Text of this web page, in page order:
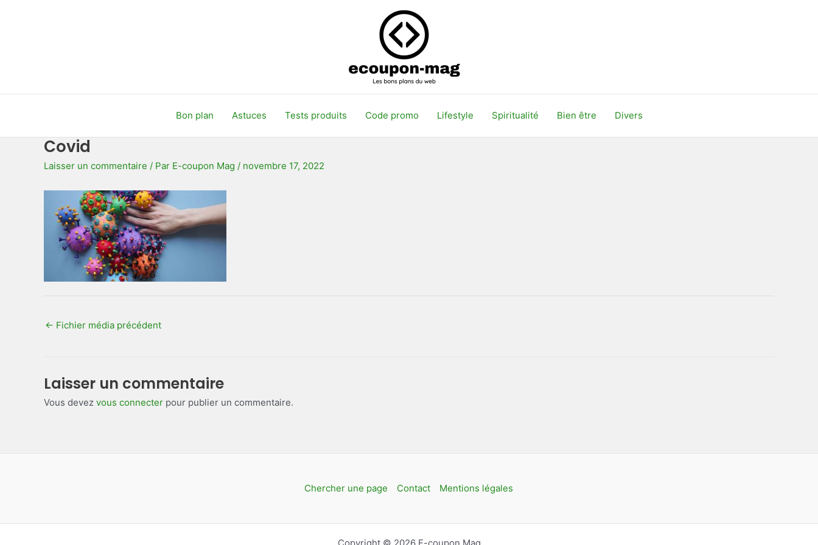
Bon plan Astuces Tests produits Code promo Lifestyle Spiritualité Bien être Divers
Covid
Laisser un commentaire / Par E-coupon Mag / novembre 17, 2022
← Fichier média précédent
Laisser un commentaire
Vous devez vous connecter pour publier un commentaire.
Chercher une page Contact Mentions légales